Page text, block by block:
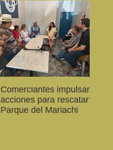
Convocan a niños, niñas
y jóvenes a crear la
conservación de la
Comerciantes impulsan
acciones para rescatar el
Parque del Mariachi